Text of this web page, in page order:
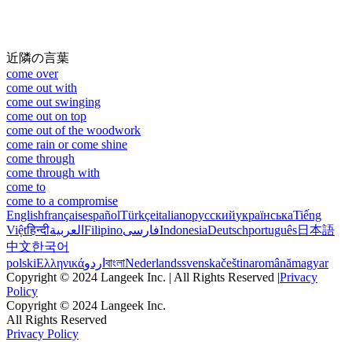
近隣の言葉
come over
come out with
come out swinging
come out on top
come out of the woodwork
come rain or come shine
come through
come through with
come to
come to a compromise
EnglishfrançaisespañolTürkçeitalianoрусскийукраїнськаTiếng
Việtहिन्दीالعربية FilipinoفارسیIndonesiaDeutschportuguês日本語
中文한국어
polskiΕλληνικάاردو বাংলাNederlandssvenskačeštinaromânămagyar
Copyright © 2024 Langeek Inc. | All Rights Reserved |Privacy
Policy
Copyright © 2024 Langeek Inc.
All Rights Reserved
Privacy Policy